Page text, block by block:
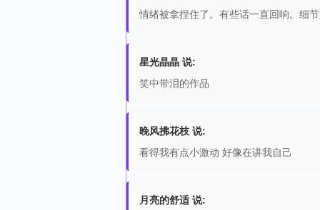
情绪被拿捏住了。有些话一直回响。细
星光晶晶 说:
笑中带泪的作品
晚风拂花枝 说:
看得我有点小激动 好像在讲我自己
月亮的舒适 说: